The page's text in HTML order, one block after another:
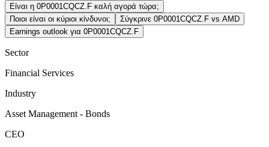
Είναι η 0P0001CQCZ.F καλή αγορά τώρα;
Ποιοι είναι οι κύριοι κίνδυνοι;
Σύγκρινε 0P0001CQCZ.F vs AMD
Earnings outlook για 0P0001CQCZ.F
Sector
Financial Services
Industry
Asset Management - Bonds
CEO